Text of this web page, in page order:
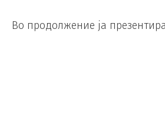
Во продолжение ја